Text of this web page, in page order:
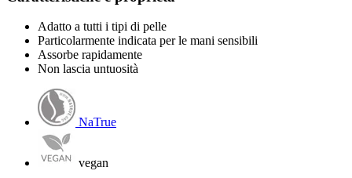
Adatto a tutti i tipi di pelle
Particolarmente indicata per le mani sensibili
Assorbe rapidamente
Non lascia untuosità
NaTrue
vegan